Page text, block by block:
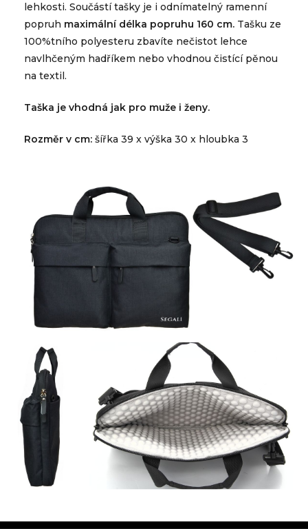
lehkosti. Součástí tašky je i odnímatelný ramenní
popruh maximální délka popruhu 160 cm. Tašku ze
100%tního polyesteru zbavíte nečistot lehce
navlhčeným hadříkem nebo vhodnou čistící pěnou
na textil.
Taška je vhodná jak pro muže i ženy.
Rozměr v cm: šířka 39 x výška 30 x hloubka 3